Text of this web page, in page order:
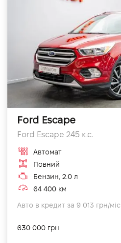
Ford Escape
Ford Escape 245 к.с.
Автомат
Повний
Бензин, 2.0 л
64 400 км
Авто в кредит за 9 013 грн/міс
630 000 грн